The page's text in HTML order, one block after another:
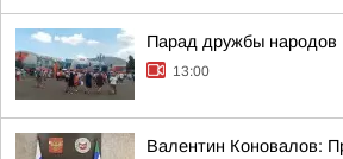
Парад дружбы народов
13:00
Валентин Коновалов: